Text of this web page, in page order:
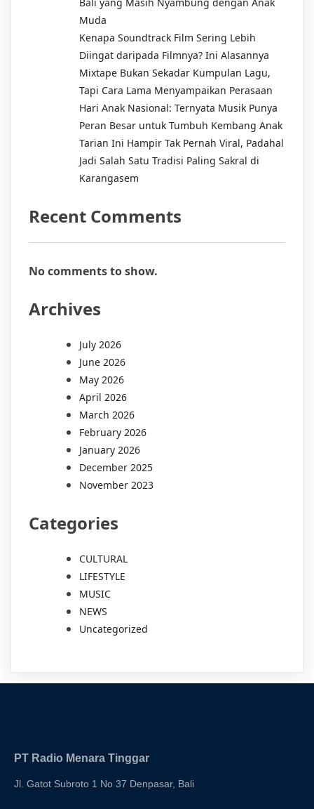
Muda
Kenapa Soundtrack Film Sering Lebih
Diingat daripada Filmnya? Ini Alasannya
Mixtape Bukan Sekadar Kumpulan Lagu,
Tapi Cara Lama Menyampaikan Perasaan
Hari Anak Nasional: Ternyata Musik Punya
Peran Besar untuk Tumbuh Kembang Anak
Tarian Ini Hampir Tak Pernah Viral, Padahal
Jadi Salah Satu Tradisi Paling Sakral di
Karangasem
Recent Comments
No comments to show.
Archives
July 2026
June 2026
May 2026
April 2026
March 2026
February 2026
January 2026
December 2025
November 2023
Categories
CULTURAL
LIFESTYLE
MUSIC
NEWS
Uncategorized
PT Radio Menara Tinggar
Jl. Gatot Subroto 1 No 37 Denpasar, Bali